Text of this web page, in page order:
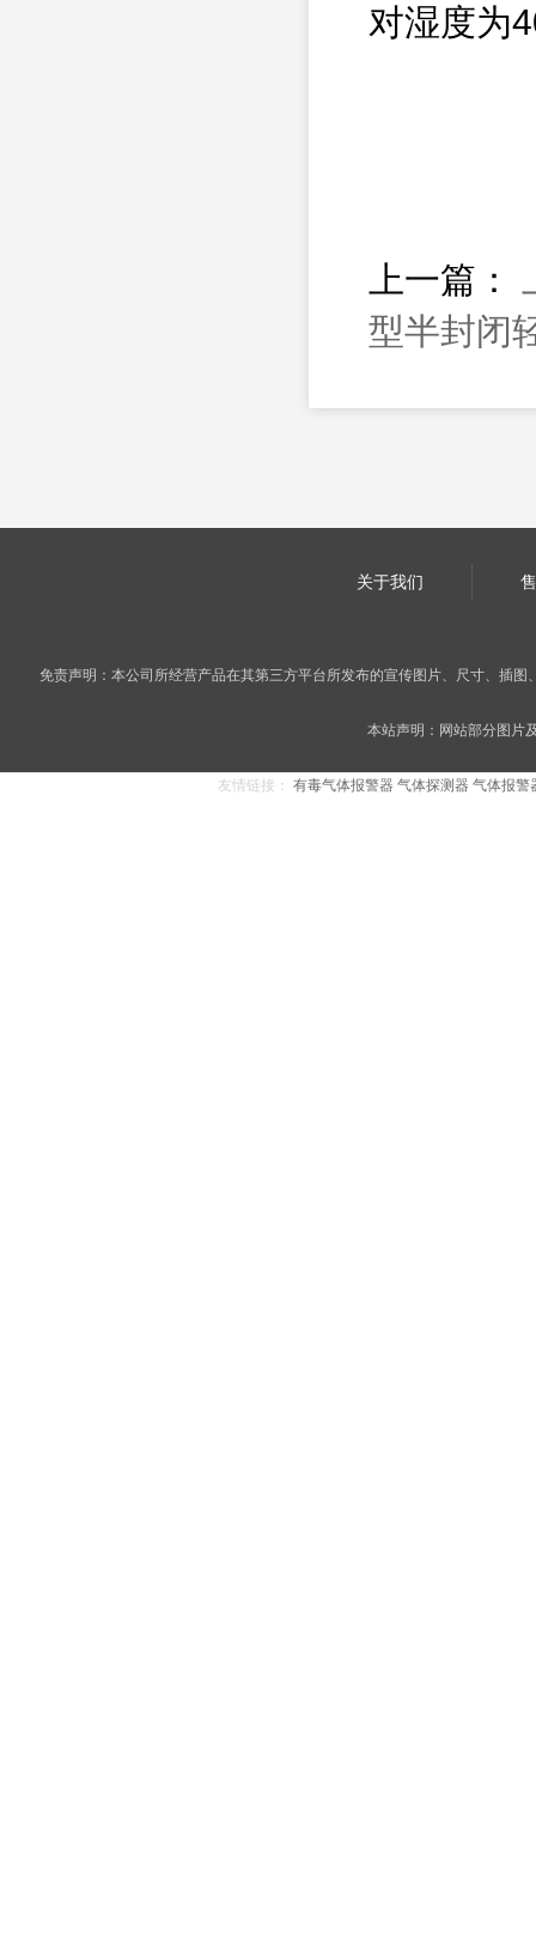
对湿度为
上一篇：
型半封闭
关于我们
免责声明：本公司所经营产品在其第三方平台所发布的宣传图片、尺寸、插
本站声明：网站部分图片
友情链接： 有毒气体报警器 气体探测器 气体报警